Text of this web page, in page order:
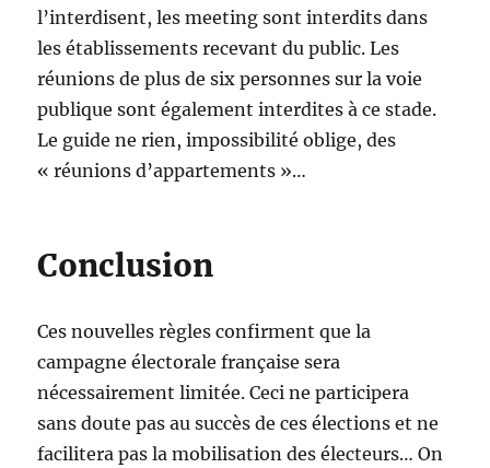
l’interdisent, les meeting sont interdits dans
les établissements recevant du public. Les
réunions de plus de six personnes sur la voie
publique sont également interdites à ce stade.
Le guide ne rien, impossibilité oblige, des
« réunions d’appartements »…
Conclusion
Ces nouvelles règles confirment que la
campagne électorale française sera
nécessairement limitée. Ceci ne participera
sans doute pas au succès de ces élections et ne
facilitera pas la mobilisation des électeurs… On